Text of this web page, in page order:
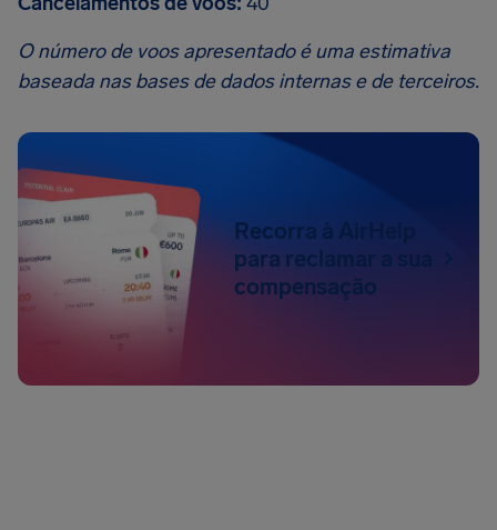
O número de voos apresentado é uma estimativa
baseada nas bases de dados internas e de terceiros.
Recorra à AirHelp
para reclamar a sua
compensação